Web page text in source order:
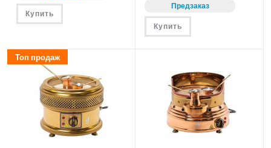
Купить
Предзаказ
Купить
Топ продаж